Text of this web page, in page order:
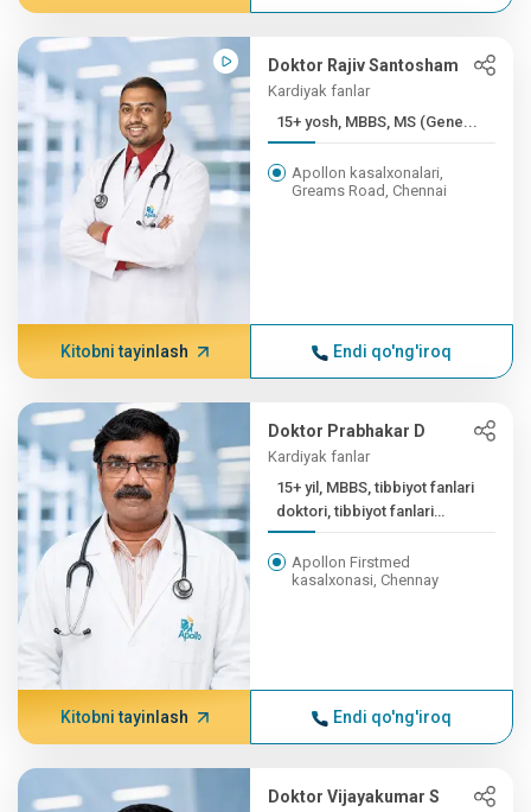
Doktor Rajiv Santosham
Kardiyak fanlar
15+ yosh, MBBS, MS (Gene...
Apollon kasalxonalari,
Greams Road, Chennai
Kitobni tayinlash Endi qo'ng'iroq
Doktor Prabhakar D
Kardiyak fanlar
15+ yil, MBBS, tibbiyot fanlari
doktori, tibbiyot fanlari
doktori
Apollon Firstmed
kasalxonasi, Chennay
Kitobni tayinlash Endi qo'ng'iroq
Doktor Vijayakumar S